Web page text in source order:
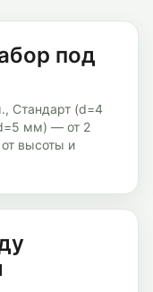
под
Стандарт (d=4
мм) — от 2
высоты и